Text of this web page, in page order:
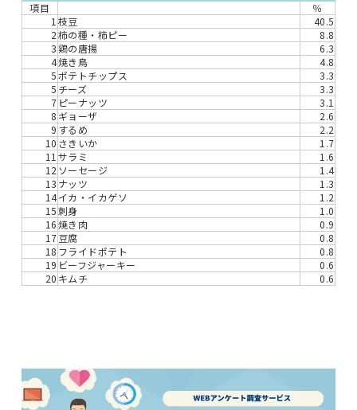
項目
％
1 枝豆
40.5
2柿の種・柿ピー
8.8
3鶏の唐揚
6.3
4焼き鳥
4.8
5ポテトチップス
3.3
5 チーズ
3.3
7 ピーナッツ
3.1
8 ギョーザ
2.6
9 するめ
2.2
10 さきいか
1.7
11 サラミ
1.6
12 ソーセージ
1.4
13 ナッツ
1.3
14イカ・イカゲソ
1.2
15刺身
1.0
16焼き肉
0.9
17豆腐
0.8
18 フライドポテト
0.8
19 ビーフジャーキー
0.6
20 キムチ 0.6